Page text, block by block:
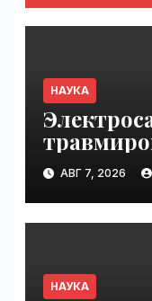
НАУКА
и
и
АВГ 7, 2026
НАУКА